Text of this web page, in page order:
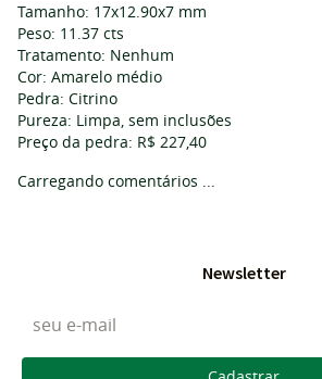
Tamanho: 17x12.90x7 mm
Peso: 11.37 cts
Tratamento: Nenhum
Cor: Amarelo médio
Pedra: Citrino
Pureza: Limpa, sem inclusões
Preço da pedra: R$ 227,40
Carregando comentários ...
Newsletter